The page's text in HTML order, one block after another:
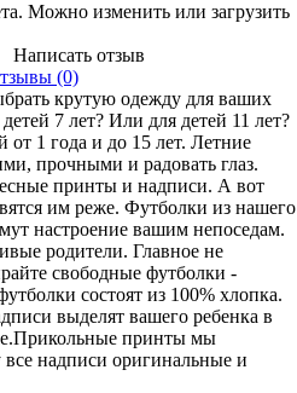
Можно изменить или загрузить
Написать отзыв
(0)
крутую одежду для ваших
7 лет? Или для детей 11 лет?
от 1 года и до 15 лет. Летние
прочными и радовать глаз.
принты и надписи. А вот
им реже. Футболки из нашего
настроение вашим непоседам.
родители. Главное не
свободные футболки -
состоят из 100% хлопка.
выделят вашего ребенка в
принты мы
надписи оригинальные и